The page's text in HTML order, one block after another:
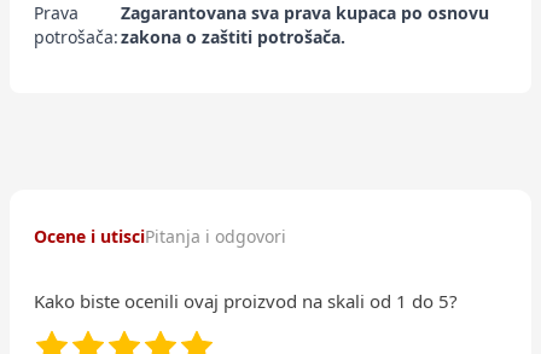
Prava
potrošača:
Zagarantovana sva prava kupaca po osnovu
zakona o zaštiti potrošača.
Ocene i utisciPitanja i odgovori
Kako biste ocenili ovaj proizvod na skali od 1 do 5?